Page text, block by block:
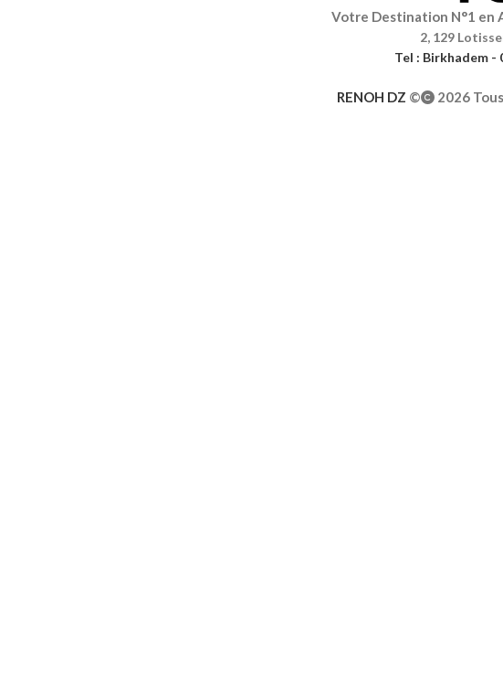
Votre Destination N°1 en
2, 129
Tel : Birkhadem -
RENOH DZ © 2026